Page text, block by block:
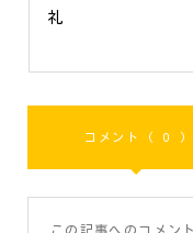
礼
コメント ( 0 )
この記事へのコメン